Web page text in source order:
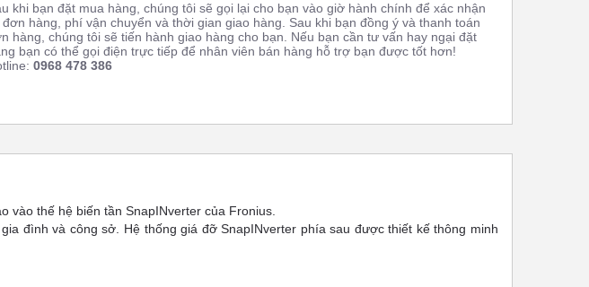
khi bạn đặt mua hàng, chúng tôi sẽ gọi lại cho bạn vào giờ hành chính để xác nhận
đơn hàng, phí vận chuyển và thời gian giao hàng. Sau khi bạn đồng ý và thanh toán
hàng, chúng tôi sẽ tiến hành giao hàng cho bạn. Nếu bạn cần tư vấn hay ngại đặt
bạn có thể gọi điện trực tiếp để nhân viên bán hàng hỗ trợ bạn được tốt hơn!
0968 478 386
vào thế hệ biến tần SnapINverter của Fronius.
đình và công sở. Hệ thống giá đỡ SnapINverter phía sau được thiết kế thông minh